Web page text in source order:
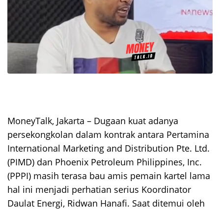
MoneyTalk, Jakarta – Dugaan kuat adanya
persekongkolan dalam kontrak antara Pertamina
International Marketing and Distribution Pte. Ltd.
(PIMD) dan Phoenix Petroleum Philippines, Inc.
(PPPI) masih terasa bau amis pemain kartel lama
hal ini menjadi perhatian serius Koordinator
Daulat Energi, Ridwan Hanafi. Saat ditemui oleh